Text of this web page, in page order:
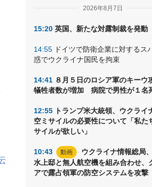
2026年8月7日
15:20 英国、新たな対露制裁を発動
14:55 ドイツで防衛企業に対するス
惑でウクライナ国民を拘束
14:41 ８月５日のロシア軍のキーウ
犠牲者数が増加 病院で男性が１名
12:55 トランプ米大統領、ウクライ
空ミサイルの必要性について「私た
サイルが欲しい」
10:43 動画
ウクライナ情報総局
水上邸と無人航空機を組み合わせ、
アで露占領軍の防空システムを攻撃